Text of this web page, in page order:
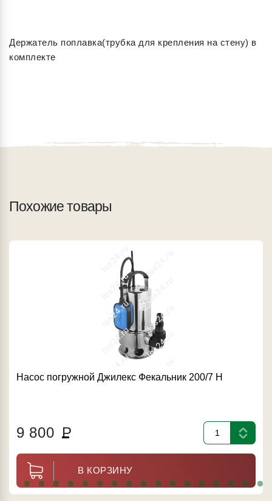
Держатель поплавка(трубка для крепления на стену) в
комплекте
Похожие товары
Насос погружной Джилекс Фекальник 200/7 Н
9 800 Р
В КОРЗИНУ